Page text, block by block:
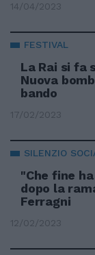
14/04/2023
FESTIVAL
La Rai si fa
Nuova
bando
17/02/2023
SILENZIO
"Che fine
dopo la
Ferragni
12/02/2023